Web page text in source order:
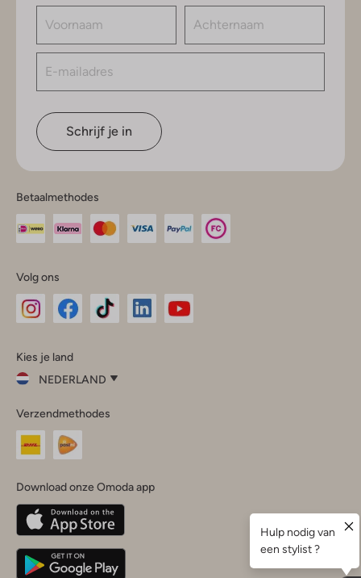
Schrijf je in
Betaalmethodes
Volg ons
InstagramFacebook
Kies je land
NEDERLAND
je
land
Nederland
Belgique(Français)
Deutschland
Verzendmethodes
Download onze Omoda app